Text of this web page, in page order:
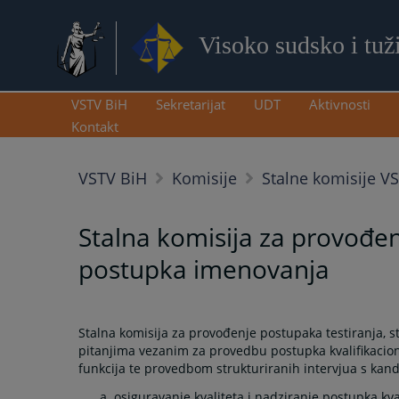
Visoko sudsko i
VSTV BiH Sekretarijat UDT Aktivnosti
Kontakt
VSTV BiH Komisije Stalne komisije
Stalna komisija za
postupka imenovanja
Stalna komisija za provođenje postupaka
pitanjima vezanim za provedbu postupka
funkcija te provedbom strukturiranih intervjua s